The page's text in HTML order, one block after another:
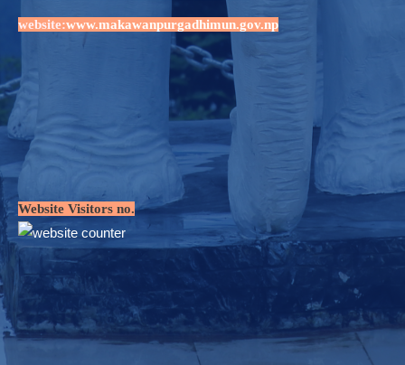
website:www.makawanpurgadhimun.gov.np
Website Visitors no.